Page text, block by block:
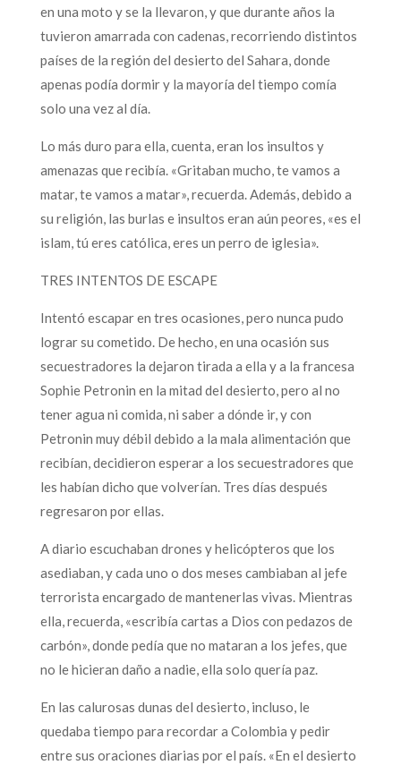
en una moto y se la llevaron, y que durante años la
tuvieron amarrada con cadenas, recorriendo distintos
países de la región del desierto del Sahara, donde
apenas podía dormir y la mayoría del tiempo comía
solo una vez al día.
Lo más duro para ella, cuenta, eran los insultos y
amenazas que recibía. «Gritaban mucho, te vamos a
matar, te vamos a matar», recuerda. Además, debido a
su religión, las burlas e insultos eran aún peores, «es el
islam, tú eres católica, eres un perro de iglesia».
TRES INTENTOS DE ESCAPE
Intentó escapar en tres ocasiones, pero nunca pudo
lograr su cometido. De hecho, en una ocasión sus
secuestradores la dejaron tirada a ella y a la francesa
Sophie Petronin en la mitad del desierto, pero al no
tener agua ni comida, ni saber a dónde ir, y con
Petronin muy débil debido a la mala alimentación que
recibían, decidieron esperar a los secuestradores que
les habían dicho que volverían. Tres días después
regresaron por ellas.
A diario escuchaban drones y helicópteros que los
asediaban, y cada uno o dos meses cambiaban al jefe
terrorista encargado de mantenerlas vivas. Mientras
ella, recuerda, «escribía cartas a Dios con pedazos de
carbón», donde pedía que no mataran a los jefes, que
no le hicieran daño a nadie, ella solo quería paz.
En las calurosas dunas del desierto, incluso, le
quedaba tiempo para recordar a Colombia y pedir
entre sus oraciones diarias por el país. «En el desierto